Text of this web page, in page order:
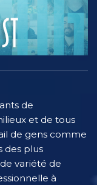
de
et de tous
de gens comme
des plus
variété de
à